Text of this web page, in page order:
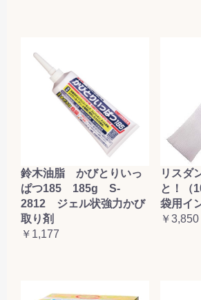
鈴木油脂 かびとりいっ
ぱつ185 185g S-
2812 ジェル状強力かび
取り剤
￥1,177
リスダ
と！（
袋用イ
￥3,850